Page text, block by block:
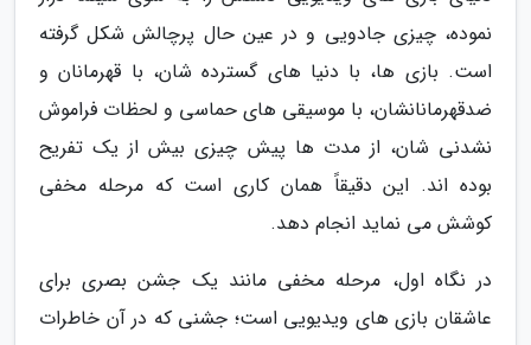
نموده، چیزی جادویی و در عین حال پرچالش شکل گرفته
است. بازی ها، با دنیا های گسترده شان، با قهرمانان و
ضدقهرمانانشان، با موسیقی های حماسی و لحظات فراموش
نشدنی شان، از مدت ها پیش چیزی بیش از یک تفریح
بوده اند. این دقیقاً همان کاری است که مرحله مخفی
کوشش می نماید انجام دهد.
در نگاه اول، مرحله مخفی مانند یک جشن بصری برای
عاشقان بازی های ویدیویی است؛ جشنی که در آن خاطرات